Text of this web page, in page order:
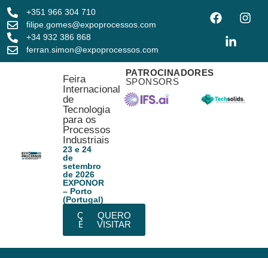
+351 966 304 710
filipe.gomes@expoprocessos.com
+34 932 386 868
ferran.simon@expoprocessos.com
Feira
Internacional
de
Tecnologia
para os
Processos
Industriais
23 e 24
de
setembro
de 2026
EXPONOR
– Porto
(Portugal)
QUERO
EXPOR
QUERO
VISITAR
PATROCINADORES
SPONSORS